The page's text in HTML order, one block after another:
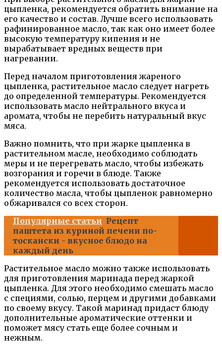
цыпленка, рекомендуется обратить внимание на
его качество и состав. Лучше всего использовать
рафинированное масло, так как оно имеет более
высокую температуру кипения и не
вырабатывает вредных веществ при
нагревании.
Перед началом приготовления жареного
цыпленка, растительное масло следует нагреть
до определенной температуры. Рекомендуется
использовать масло нейтрального вкуса и
аромата, чтобы не перебить натуральный вкус
мяса.
Важно помнить, что при жарке цыпленка в
растительном масле, необходимо соблюдать
меры и не перегревать масло, чтобы избежать
возгорания и горечи в блюде. Также
рекомендуется использовать достаточное
количество масла, чтобы цыпленок равномерно
обжаривался со всех сторон.
Популярные статьи Рецепт
паштета из куриной печени по-
тоскански - вкусное блюдо на
каждый день
Растительное масло можно также использовать
для приготовления маринада перед жаркой
цыпленка. Для этого необходимо смешать масло
с специями, солью, перцем и другими добавками
по своему вкусу. Такой маринад придаст блюду
дополнительные ароматические оттенки и
поможет мясу стать еще более сочным и
нежным.